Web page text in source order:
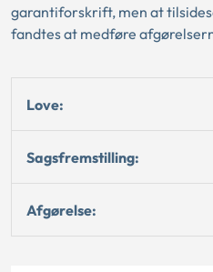
garantiforskrift, men at
fandtes at medføre
Love:
Sagsfremstilling:
Afgørelse: